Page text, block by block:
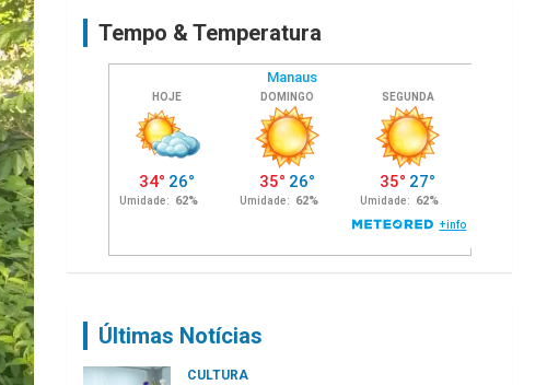
Tempo & Temperatura
Últimas Notícias
CULTURA